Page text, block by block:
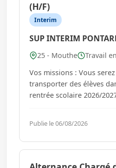
(H/F)
Interim
SUP INTERIM
25 - Mouthe Travail
Vos missions : Vous serez en charge de
transporter des élèves
rentrée scolaire 2026/2027 Long Terme /
Pas de travail pendant
Votre profil : Vous aimez le contact avec les
usagers Vous justi...
Publie le 06/08/2026